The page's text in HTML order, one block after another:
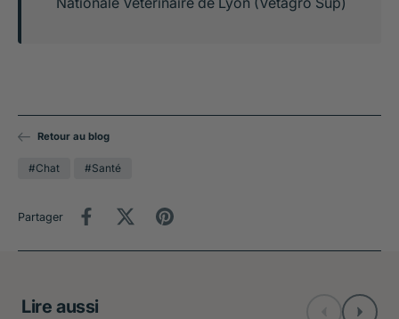
Retour au blog
#Chat #Santé
Partager
Lire aussi